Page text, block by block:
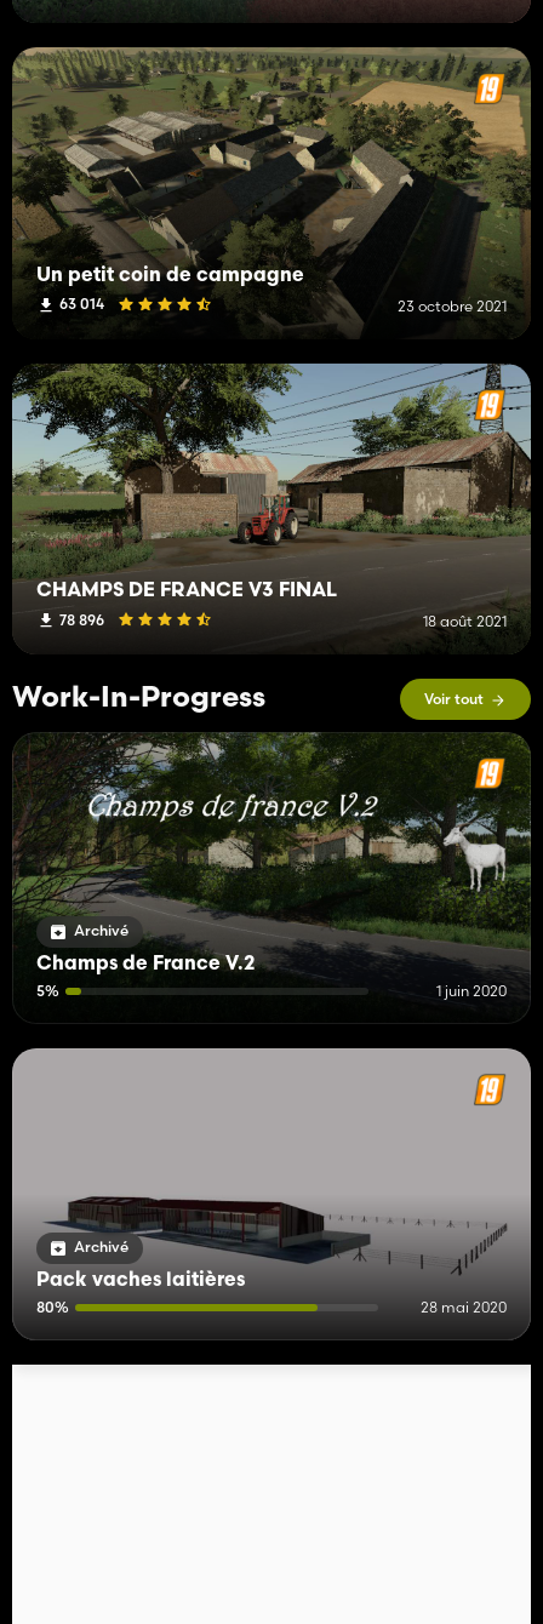
Un petit coin de campagne
63 014 23 octobre 2021
CHAMPS DE FRANCE V3 FINAL
78 896 18 août 2021
Work-In-Progress Voir tout
Archivé
Champs de France V.2
5% 1 juin 2020
Archivé
Pack vaches laitières
80% 28 mai 2020